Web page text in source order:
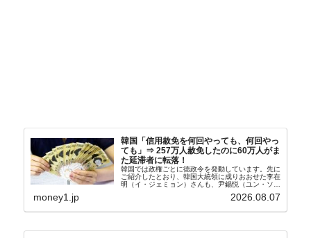
韓国「信用赦免を何回やっても、何回やっ
ても」⇒ 257万人赦免したのに60万人がま
た延滞者に転落！
韓国では政権ごとに徳政令を発動しています。先に
ご紹介したとおり、韓国大統領に成りおおせた李在
明（イ・ジェミョン）さんも、尹錫悦（ユン・ソギ
バンクにして不良債権の買い取りを行い、分割償還
money1.jp 2026.08.07